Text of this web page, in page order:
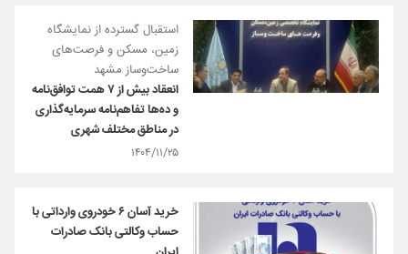
استقبال گسترده از نمایشگاه
زمین، مسکن و فرصت‌های
ساخت‌وساز مشهد
انعقاد بیش از ۷ همت توافق‌نامه
و ده‌ها تفاهم‌نامه سرمایه‌گذاری
در مناطق مختلف شهری
۱۴۰۴/۱۱/۲۵
خرید آسان ۶ خودروی وارداتی با
حساب وکالتی بانک صادرات